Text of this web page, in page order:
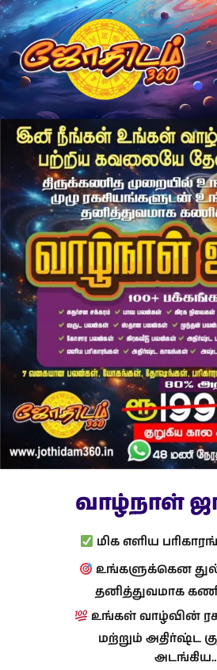
வாழ்நாள்
மிக எளிய
உங்களுக்கென
தனித்துவமாக
உங்கள் வாழ்வின்
மற்றும் அதிர்ஷ்ட